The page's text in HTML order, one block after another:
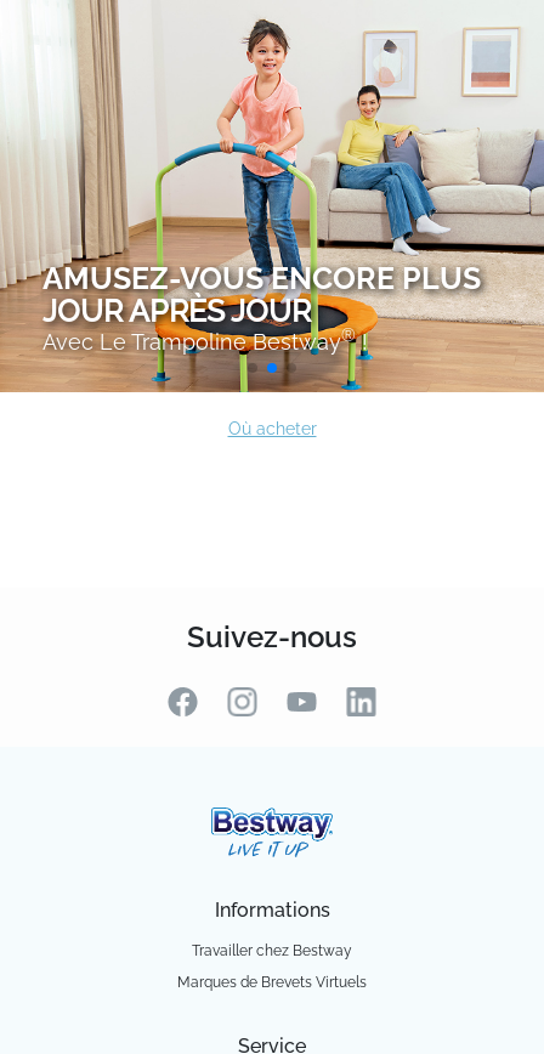
Suivez-nous
Informations
Travailler chez Bestway
Marques de Brevets Virtuels
Service